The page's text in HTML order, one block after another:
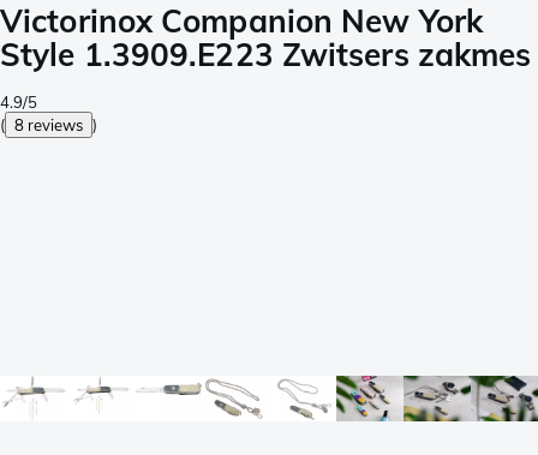
Victorinox Companion New York
Style 1.3909.E223 Zwitsers zakmes
4.9/5
( 8 reviews )